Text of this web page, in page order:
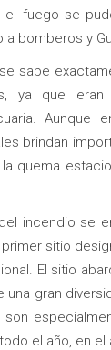
el fuego se
a bomberos y
sabe
ya que
Aunque
brindan
la quema
incendio se
primer sitio
El sitio
una gran
son
el año, en el